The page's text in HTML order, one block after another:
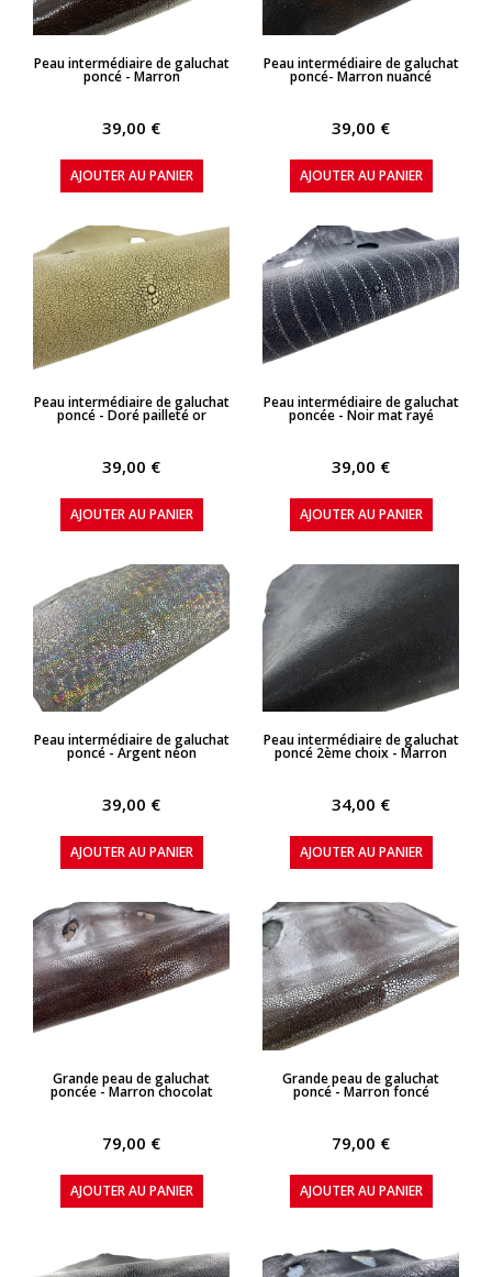
APERÇU RAPIDE
Peau intermédiaire de galuchat
poncé - Marron
39,00 €
AJOUTER AU PANIER
APERÇU RAPIDE
Peau intermédiaire de galuchat
poncé- Marron nuancé
39,00 €
AJOUTER AU PANIER
APERÇU RAPIDE
Peau intermédiaire de galuchat
poncé - Doré pailleté or
39,00 €
AJOUTER AU PANIER
APERÇU RAPIDE
Peau intermédiaire de galuchat
poncée - Noir mat rayé
39,00 €
AJOUTER AU PANIER
APERÇU RAPIDE
Peau intermédiaire de galuchat
poncé - Argent néon
39,00 €
AJOUTER AU PANIER
APERÇU RAPIDE
Peau intermédiaire de galuchat
poncé 2ème choix - Marron
34,00 €
AJOUTER AU PANIER
APERÇU RAPIDE
Grande peau de galuchat
poncée - Marron chocolat
79,00 €
AJOUTER AU PANIER
APERÇU RAPIDE
Grande peau de galuchat
poncé - Marron foncé
79,00 €
AJOUTER AU PANIER